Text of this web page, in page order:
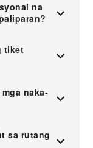
na
tiket
naka-
sa rutang